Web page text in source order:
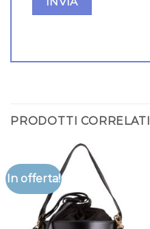
PRODOTTI CORRELATI
In offerta!